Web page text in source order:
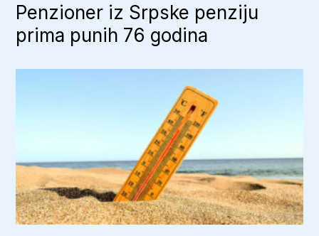
Penzioner iz Srpske penziju
prima punih 76 godina